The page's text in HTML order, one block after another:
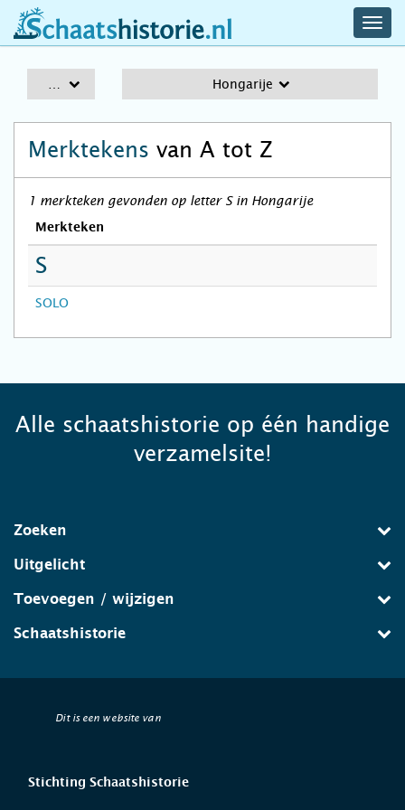
schaatshistorie.nl
Hongarije
Merktekens van A tot Z
1 merkteken gevonden op letter S in Hongarije
Merkteken
S
SOLO
Alle schaatshistorie op één handige
verzamelsite!
Zoeken
Uitgelicht
Toevoegen / wijzigen
Schaatshistorie
Dit is een website van
Stichting Schaatshistorie